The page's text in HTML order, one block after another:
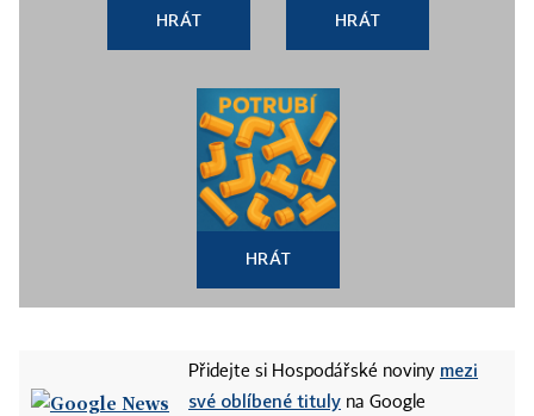
HRÁT HRÁT
HRÁT
Přidejte si Hospodářské noviny mezi
své oblíbené tituly na Google